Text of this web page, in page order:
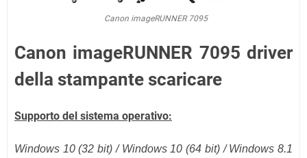
Canon imageRUNNER 7095
Canon imageRUNNER 7095 driver
della stampante scaricare
Supporto del sistema operativo:
Windows 10 (32 bit) / Windows 10 (64 bit) / Windows 8.1